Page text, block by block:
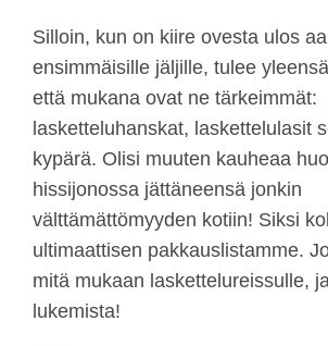
Silloin, kun on kiire ovesta ulos
ensimmäisille jäljille, tulee
että mukana ovat ne tärkeimmät:
lasketteluhanskat, laskettelulasit
kypärä. Olisi muuten kauheaa
hissijonossa jättäneensä jonkin
välttämättömyyden kotiin! Siksi
ultimaattisen pakkauslistamme.
mitä mukaan laskettelureissulle,
lukemista!